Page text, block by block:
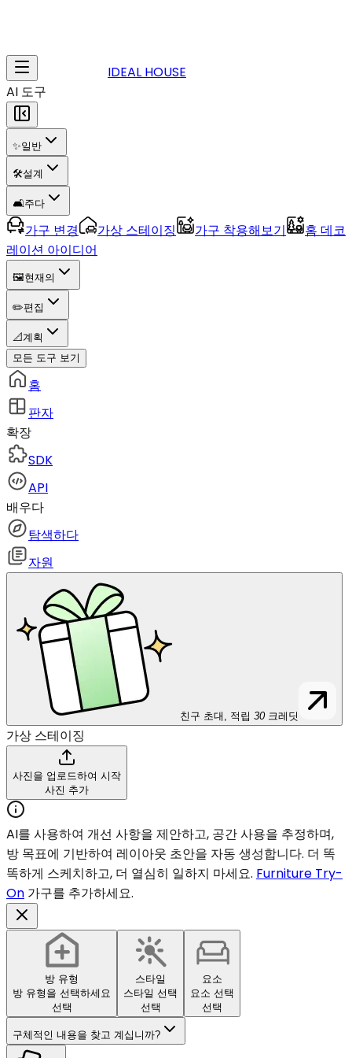
IDEAL HOUSE
AI 도구
✨일반
🛠️설계
🛋️주다
가구 변경 가상 스테이징 가구 착용해보기
홈 데코
레이션 아이디어
🖼️현재의
✏️편집
📐계획
모든 도구 보기
홈
판자
확장
SDK
API
배우다
탐색하다
자원
친구 초대, 적립 30 크레딧
가상 스테이징
사진을 업로드하여 시작
사진 추가
AI를 사용하여 개선 사항을 제안하고, 공간 사용을 추정하며,
방 목표에 기반하여 레이아웃 초안을 자동 생성합니다. 더 똑
똑하게 스케치하고, 더 열심히 일하지 마세요. Furniture Try-
On 가구를 추가하세요.
방 유형
방 유형을 선택하세요
선택
스타일
스타일 선택
선택
요소
요소 선택
선택
구체적인 내용을 찾고 계십니까?